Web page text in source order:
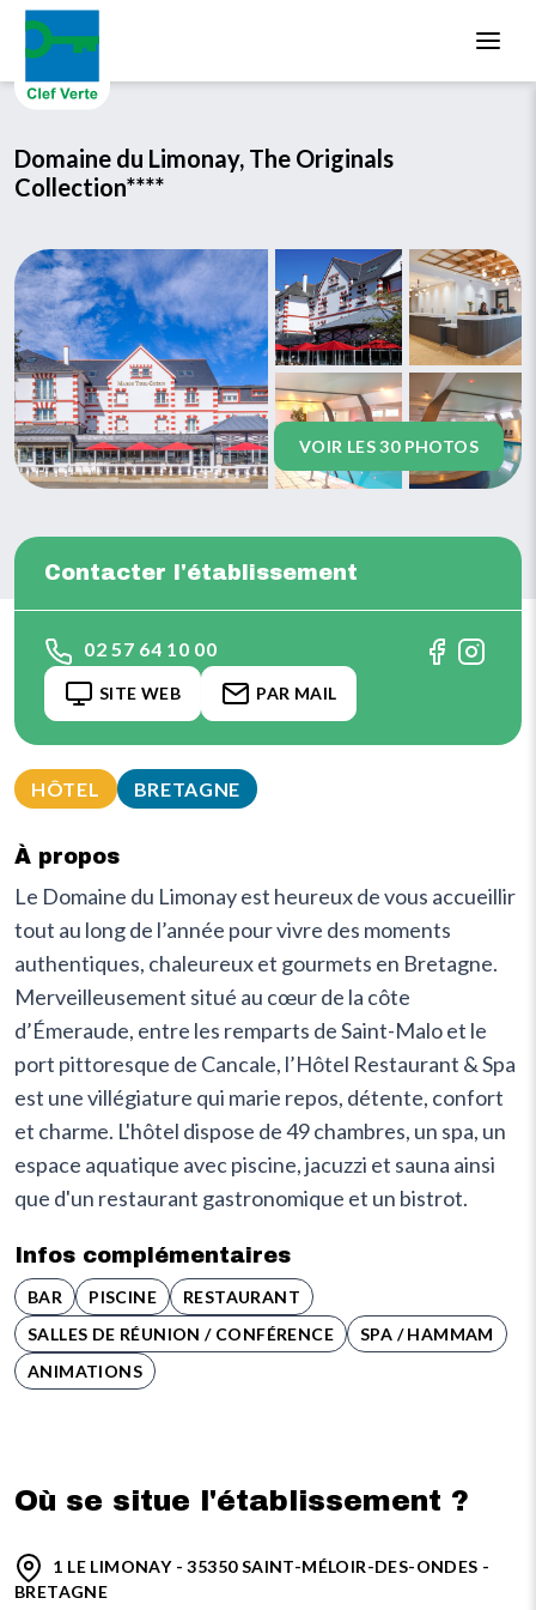
Domaine du Limonay, The Originals
Collection****
VOIR LES 30 PHOTOS
HÔTEL BRETAGNE
À propos
Le Domaine du Limonay est heureux de vous accueillir
tout au long de l’année pour vivre des moments
authentiques, chaleureux et gourmets en Bretagne.
Merveilleusement situé au cœur de la côte
d’Émeraude, entre les remparts de Saint-Malo et le
port pittoresque de Cancale, l’Hôtel Restaurant & Spa
est une villégiature qui marie repos, détente, confort
et charme. L'hôtel dispose de 49 chambres, un spa, un
espace aquatique avec piscine, jacuzzi et sauna ainsi
que d'un restaurant gastronomique et un bistrot.
Infos complémentaires
BAR PISCINE
RESTAURANT
SALLES DE RÉUNION / CONFÉRENCE
SPA / HAMMAM
ANIMATIONS
Contacter l'établissement
02 57 64 10 00
SITE WEB PAR MAIL
Où se situe l'établissement ?
1 LE LIMONAY - 35350 SAINT-MÉLOIR-DES-ONDES -
BRETAGNE